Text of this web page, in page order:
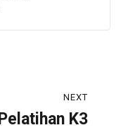
NEXT
Pelatihan K3